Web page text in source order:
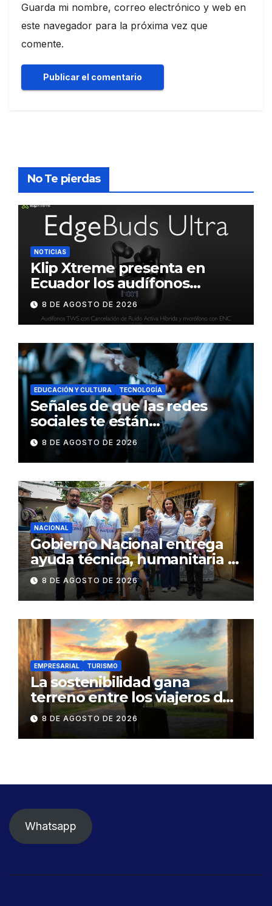
Guarda mi nombre, correo electrónico y web en
este navegador para la próxima vez que
comente.
No Te pierdas
NOTICIAS
Klip Xtreme presenta en
Ecuador los audífonos
DynaBuds con sonido
inteligente y control táctil
8 DE AGOSTO DE 2026
EDUCACIÓN Y CULTURA TECNOLOGÍA
Señales de que las redes
sociales te están
consumiendo
8 DE AGOSTO DE 2026
NACIONAL
Gobierno Nacional entrega
ayuda técnica, humanitaria y
Bono Joaquín Gallegos Lara a
familia en situación de
vulnerabilidad
8 DE AGOSTO DE 2026
EMPRESARIAL TURISMO
La sostenibilidad gana
terreno entre los viajeros de
negocios
8 DE AGOSTO DE 2026
Whatsapp